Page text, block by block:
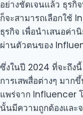
อย่างชัดเจนแล้ว ธุร
ก็จะสามารถเลือกใช้
ธุรกิจ เพื่อนำเสนอค่า
ผ่านตัวตนของ
ซึ่งในปี 2024 ที่จะถึ
การเสพสื่อต่างๆ มาก
แพร่จาก Influencer
นั้นมีความถูกต้องและ